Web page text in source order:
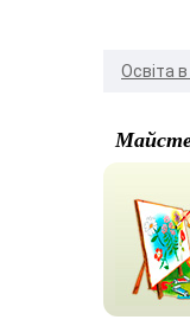
Освіта в